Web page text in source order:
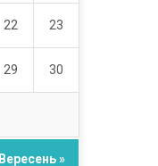
22 23
29 30
Вересень »